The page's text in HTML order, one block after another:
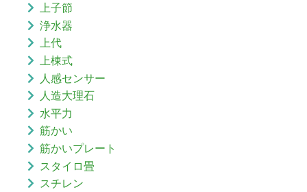
上子節
浄水器
上代
上棟式
人感センサー
人造大理石
水平力
筋かい
筋かいプレート
スタイロ畳
スチレン